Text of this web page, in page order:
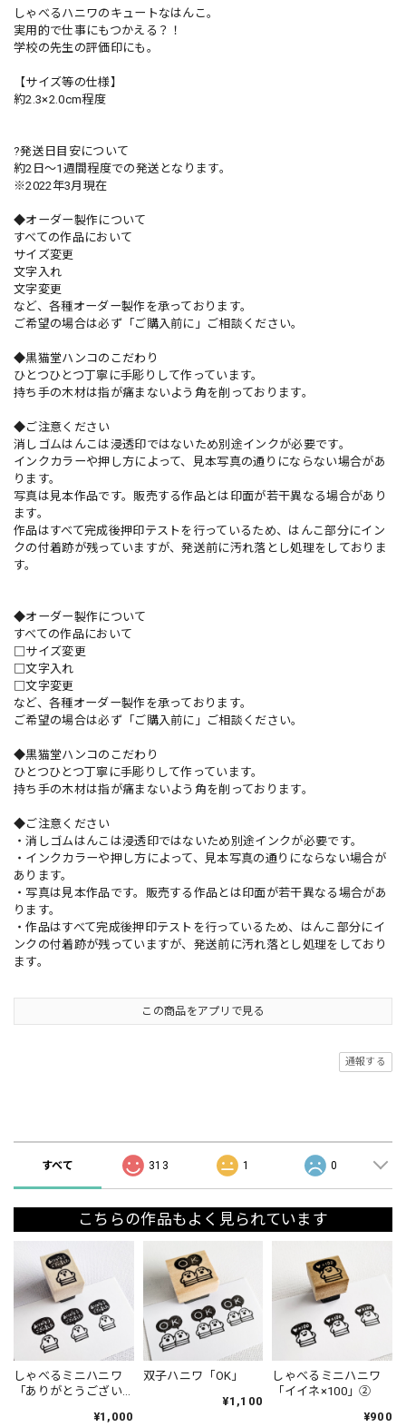
しゃべるハニワのキュートなはんこ。
実用的で仕事にもつかえる？！
学校の先生の評価印にも。
【サイズ等の仕様】
約2.3×2.0cm程度
?発送日目安について
約2日〜1週間程度での発送となります。
※2022年3月現在
◆オーダー製作について
すべての作品において
サイズ変更
文字入れ
文字変更
など、各種オーダー製作を承っております。
ご希望の場合は必ず「ご購入前に」ご相談ください。
◆黒猫堂ハンコのこだわり
ひとつひとつ丁寧に手彫りして作っています。
持ち手の木材は指が痛まないよう角を削っております。
◆ご注意ください
消しゴムはんこは浸透印ではないため別途インクが必要です。
インクカラーや押し方によって、見本写真の通りにならない場合があ
ります。
写真は見本作品です。販売する作品とは印面が若干異なる場合があり
ます。
作品はすべて完成後押印テストを行っているため、はんこ部分にイン
クの付着跡が残っていますが、発送前に汚れ落とし処理をしておりま
す。
◆オーダー製作について
すべての作品において
□サイズ変更
□文字入れ
□文字変更
など、各種オーダー製作を承っております。
ご希望の場合は必ず「ご購入前に」ご相談ください。
◆黒猫堂ハンコのこだわり
ひとつひとつ丁寧に手彫りして作っています。
持ち手の木材は指が痛まないよう角を削っております。
◆ご注意ください
・消しゴムはんこは浸透印ではないため別途インクが必要です。
・インクカラーや押し方によって、見本写真の通りにならない場合が
あります。
・写真は見本作品です。販売する作品とは印面が若干異なる場合があ
ります。
・作品はすべて完成後押印テストを行っているため、はんこ部分にイ
ンクの付着跡が残っていますが、発送前に汚れ落とし処理をしており
ます。
この商品をアプリで見る
通報する
すべて 313 1 0
こちらの作品もよく見られています
しゃべるミニハニワ
「ありがとうござい
¥1,000
双子ハニワ「OK」
¥1,100
しゃべるミニハニワ
「イイネ×100」②
¥900